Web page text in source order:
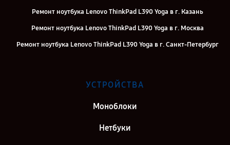
Ремонт ноутбука Lenovo ThinkPad L390 Yoga в г. Казань
Ремонт ноутбука Lenovo ThinkPad L390 Yoga в г. Москва
Ремонт ноутбука Lenovo ThinkPad L390 Yoga в г. Санкт-Петербург
УСТРОЙСТВА
Моноблоки
Нетбуки